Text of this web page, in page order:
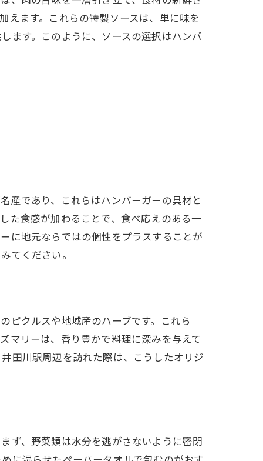
えます。これらの特製ソースは、単に味を
ます。このように、ソースの選択はハンバ
産であり、これらはハンバーガーの具材と
た食感が加わることで、食べ応えのある一
に地元ならではの個性をプラスすることが
てください。
ピクルスや地域産のハーブです。これら
マリーは、香り豊かで料理に深みを与えて
田川駅周辺を訪れた際は、こうしたオリジ
ず、野菜類は水分を逃がさないように密閉